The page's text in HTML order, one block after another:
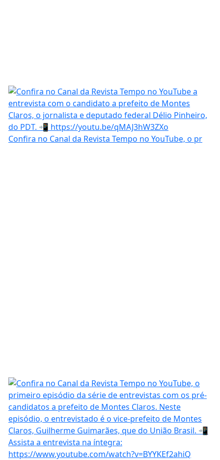
Confira no Canal da Revista Tempo no YouTube, o pr